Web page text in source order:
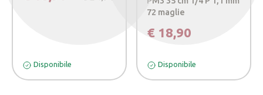
Disponibile
72 maglie
€ 18,90
Disponibile